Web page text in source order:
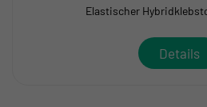
Elastischer
Details